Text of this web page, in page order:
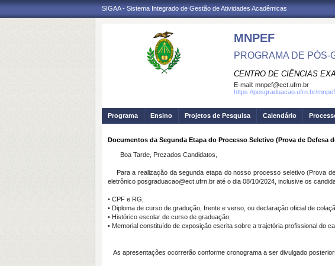
SIGAA - Sistema Integrado de Gestão de Atividades Acadêmicas
MNPEF
PROGRAMA DE
CENTRO DE CIÊNCIAS
E-mail: mnpef@ect.ufrn.br
https://posgraduacao.ufrn.br/mnpef
Programa Ensino Projetos de Pesquisa Calendário
Documentos da Segunda Etapa do Processo Seletivo (Prova de Defesa
Boa Tarde, Prezados Candidatos,
Para a realização da segunda etapa do nosso processo seletivo (Prova
eletrônico posgraduacao@ect.ufrn.br até o dia 08/10/2024, inclusive os
• CPF e RG;
• Diploma de curso de gradução, frente e verso, ou declaração oficial de
• Histórico escolar de curso de graduação;
• Memorial constituído de exposição escrita sobre a trajetória profissional do
As apresentações ocorrerão conforme cronograma a ser divulgado